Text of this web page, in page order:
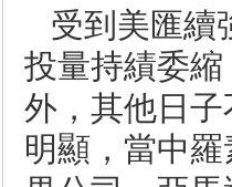
受到美匯續
投量持績委
外，其他日
明顯，當中